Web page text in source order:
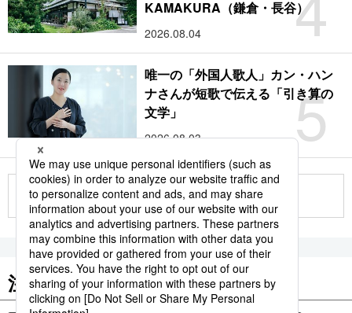
KAMAKURA（鎌倉・長谷）
2026.08.04
5
唯一の「外国人歌人」カン・ハン
ナさんが短歌で伝える「引き算の
文学」
2026.08.03
もっと見る
注目のキーワード